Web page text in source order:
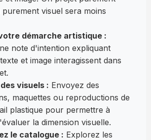
visuel sera moins
démarche artistique :
note d'intention expliquant
et image interagissent dans
visuels : Envoyez des
maquettes ou reproductions de
plastique pour permettre à
la dimension visuelle.
le catalogue : Explorez les